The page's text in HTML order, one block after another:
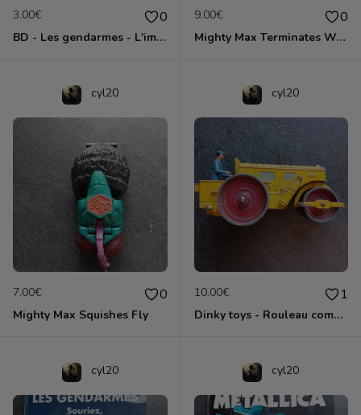
3.00€ 0
BD - Les gendarmes - L'imitation de vitesse - Tome 14
9.00€ 0
Mighty Max Terminates Wolfship 7
cyl20
7.00€ 0
Mighty Max Squishes Fly
cyl20
10.00€ 1
Dinky toys - Rouleau compresseur - Richier 90A
cyl20 cyl20